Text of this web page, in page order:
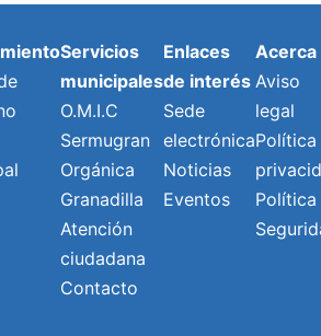
Servicios
municipales
O.M.I.C
Sermugran
Orgánica
Granadilla
Atención
ciudadana
Contacto
Enlaces
de interés
Sede
electrónica
Noticias
Eventos
Acerca
Aviso
legal
Política
Política